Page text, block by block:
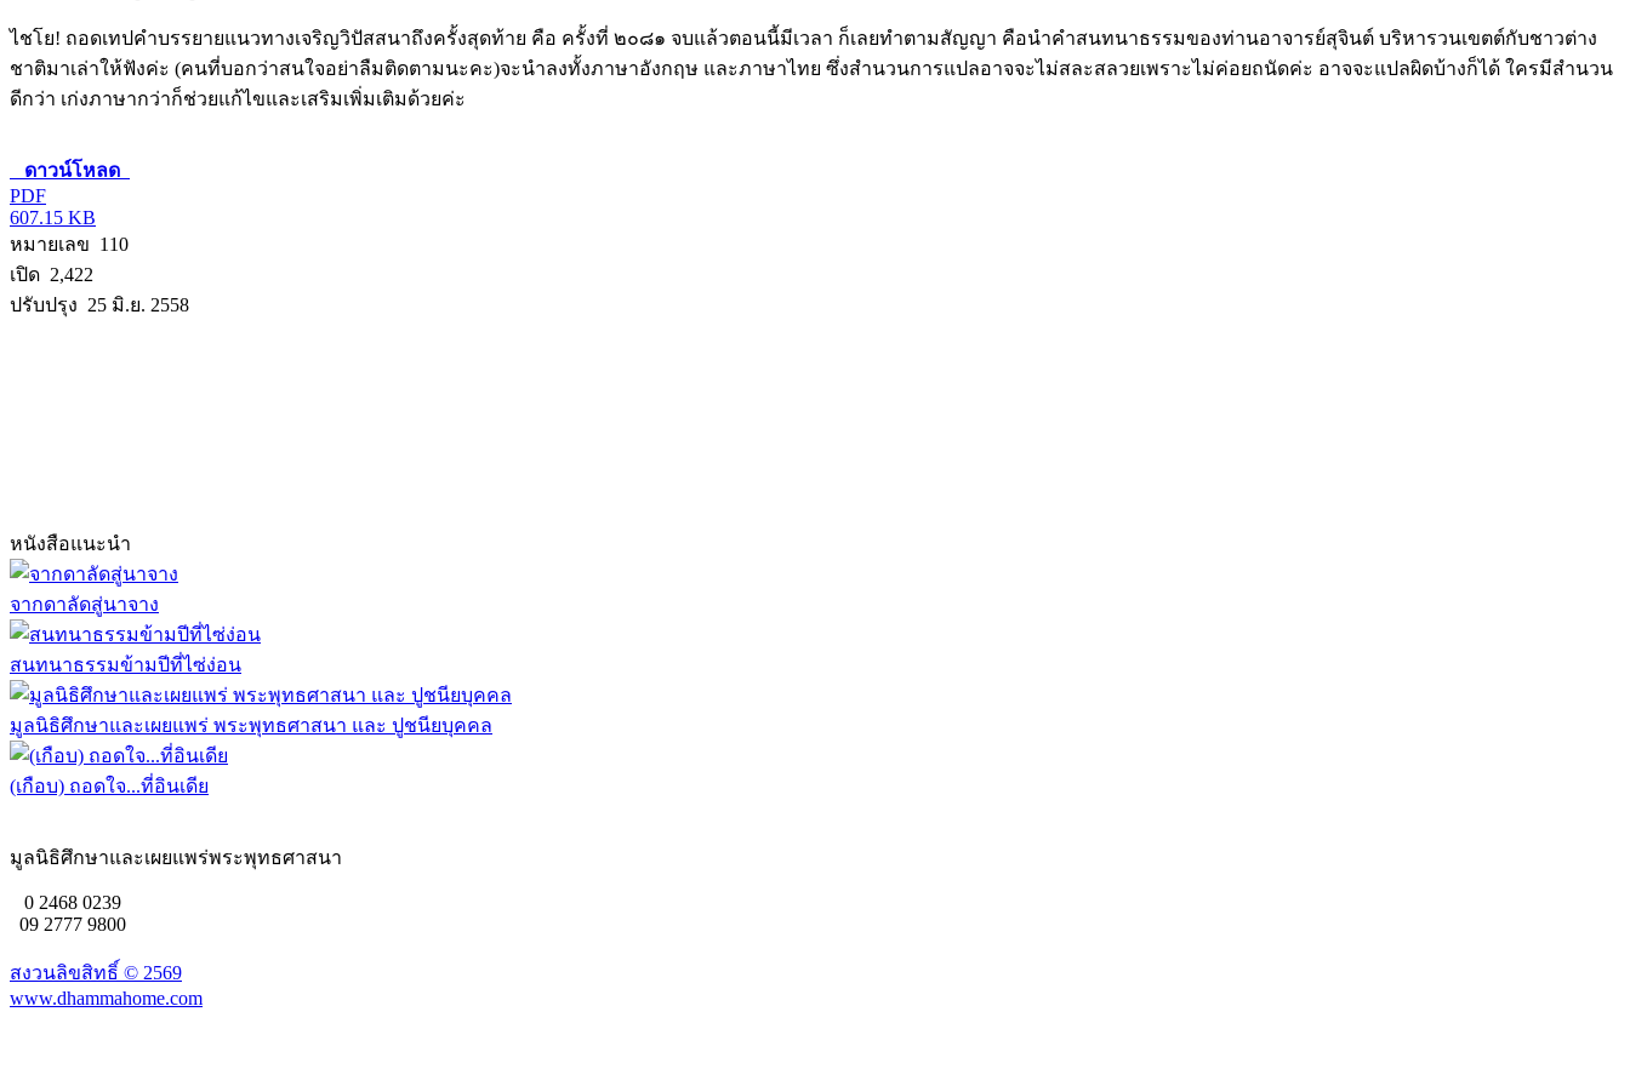
ไชโย! ถอดเทปคำบรรยายแนวทางเจริญวิปัสสนาถึงครั้งสุดท้าย คือ ครั้งที่ ๒๐๘๑ จบแล้วตอนนี้มีเวลา ก็เลยทำตามสัญญา คือนำคำสนทนาธรรมของท่านอาจารย์สุจินต์ บริหารวนเขตต์กับชาวต่าง
ชาติมาเล่าให้ฟังค่ะ (คนที่บอกว่าสนใจอย่าลืมติดตามนะคะ)จะนำลงทั้งภาษาอังกฤษ และภาษาไทย ซึ่งสำนวนการแปลอาจจะไม่สละสลวยเพราะไม่ค่อยถนัดค่ะ อาจจะแปลผิดบ้างก็ได้ ใครมีสำนวน
ดีกว่า เก่งภาษากว่าก็ช่วยแก้ไขและเสริมเพิ่มเติมด้วยค่ะ
ดาวน์โหลด
PDF
607.15 KB
หมายเลข 110
เปิด 2,422
ปรับปรุง 25 มิ.ย. 2558
หนังสือแนะนำ
จากดาลัดสู่นาจาง
สนทนาธรรมข้ามปีที่ไซ่ง่อน
มูลนิธิศึกษาและเผยแพร่ พระพุทธศาสนา และ ปูชนียบุคคล
(เกือบ) ถอดใจ...ที่อินเดีย
มูลนิธิศึกษาและเผยแพร่พระพุทธศาสนา
0 2468 0239
09 2777 9800
สงวนลิขสิทธิ์ © 2569
www.dhammahome.com